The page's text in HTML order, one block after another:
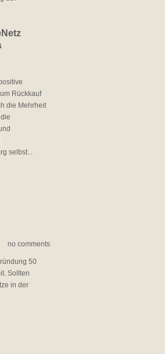
Rückkauf
die Mehrheit
selbst...
no comments
50
Sollten
in der